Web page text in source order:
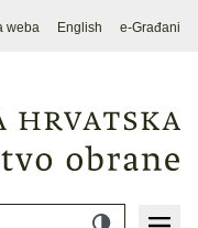
weba English e-Građani